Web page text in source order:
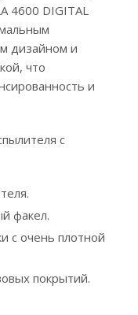
4600 DIGITAL
дизайном и
что
и
с
факел.
с очень плотной
покрытий.